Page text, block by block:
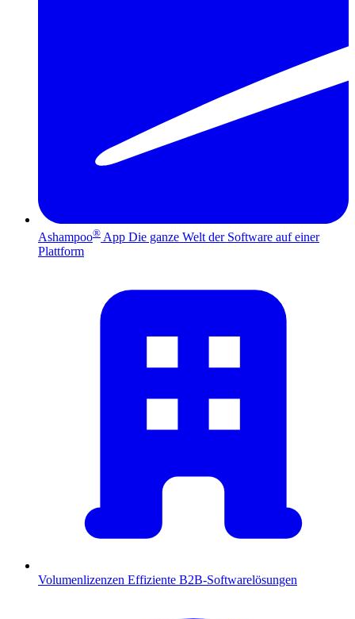
Ashampoo® App Die ganze Welt der Software auf einer
Plattform
Volumenlizenzen Effiziente B2B-Softwarelösungen